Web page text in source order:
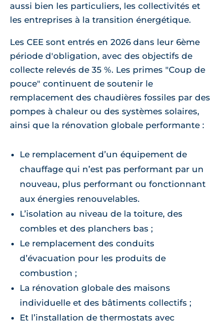
aussi bien les particuliers, les collectivités et
les entreprises à la transition énergétique.
Les CEE sont entrés en 2026 dans leur 6ème
période d'obligation, avec des objectifs de
collecte relevés de 35 %. Les primes "Coup de
pouce" continuent de soutenir le
remplacement des chaudières fossiles par des
pompes à chaleur ou des systèmes solaires,
ainsi que la rénovation globale performante :
Le remplacement d’un équipement de
chauffage qui n’est pas performant par un
nouveau, plus performant ou fonctionnant
aux énergies renouvelables.
L’isolation au niveau de la toiture, des
combles et des planchers bas ;
Le remplacement des conduits
d’évacuation pour les produits de
combustion ;
La rénovation globale des maisons
individuelle et des bâtiments collectifs ;
Et l’installation de thermostats avec